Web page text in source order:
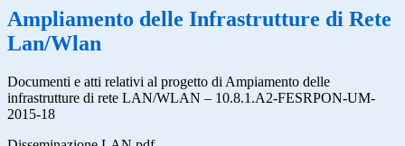
Ampliamento delle Infrastrutture di Rete
Lan/Wlan
Documenti e atti relativi al progetto di Ampiamento delle
infrastrutture di rete LAN/WLAN – 10.8.1.A2-FESRPON-UM-
2015-18